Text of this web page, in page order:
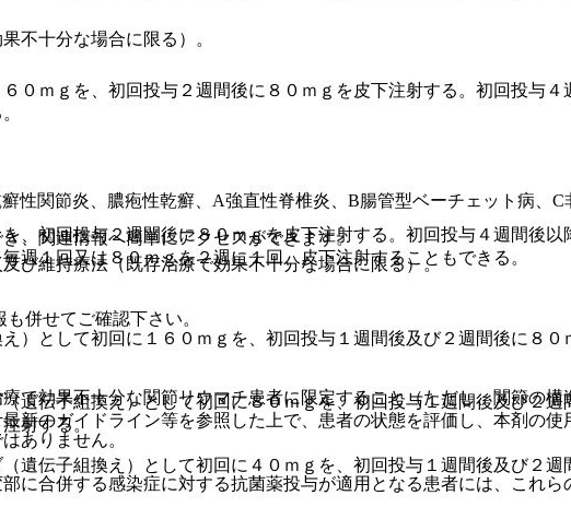
不十分な場合に限る）。
関節炎、膿疱性乾癬、A強直性脊椎炎、B腸管型ベーチェット病、C
び維持療法（既存治療で効果不十分な場合に限る）。
効果不十分な関節リウマチ患者に限定すること（ただし、関節の
新のガイドライン等を参照した上で、患者の状態を評価し、本剤の使
合併する感染症に対する抗菌薬投与が適用となる患者には、これら
０ｍｇを、初回投与２週間後に８０ｍｇを皮下注射する。初回投与
、初回投与２週間後に８０ｍｇを皮下注射する。初回投与４週間後
週１回又は８０ｍｇを２週に１回、皮下注射することもできる。
）として初回に１６０ｍｇを、初回投与１週間後及び２週間後に８
遺伝子組換え）として初回に８０ｍｇを、初回投与１週間後及び２
射する。
遺伝子組換え）として初回に４０ｍｇを、初回投与１週間後及び２
、関連情報へ簡単にアクセスができます。
併せてご確認下さい。
ありません。